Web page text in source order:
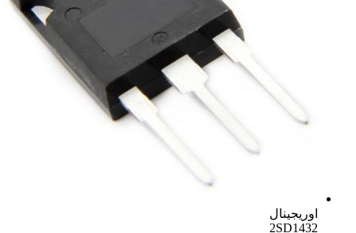
اوریجینال
2SD1432